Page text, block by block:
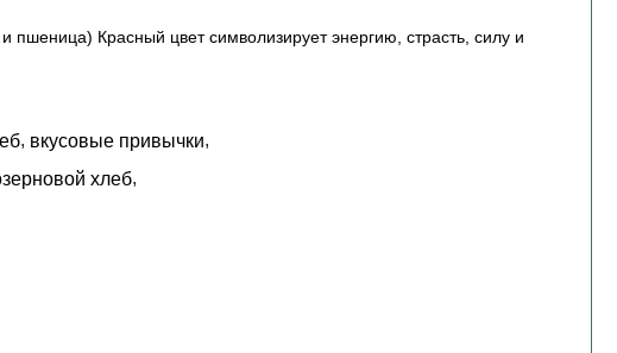
пшеница) Красный цвет символизирует энергию, страсть, силу и
, вкусовые привычки,
хлеб,